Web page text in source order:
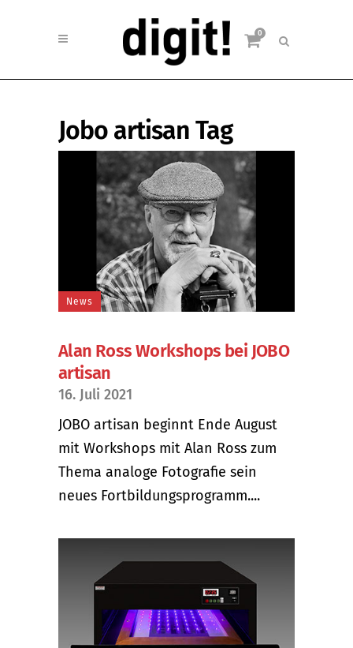
0
Jobo artisan Tag
News
Alan Ross Workshops bei JOBO
artisan
16. Juli 2021
JOBO artisan beginnt Ende August
mit Workshops mit Alan Ross zum
Thema analoge Fotografie sein
neues Fortbildungsprogramm....